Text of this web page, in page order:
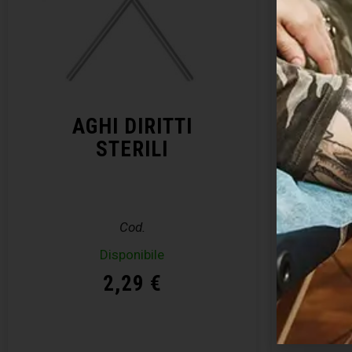
AGHI DIRITTI
STERILI
Cod.
Disponibile
2,29 €
KIT
–